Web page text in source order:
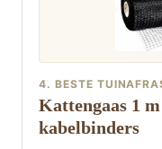
4. BESTE
Kattengaas 1
kabelbinders